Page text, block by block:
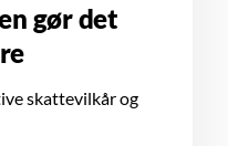
gør det
skattevilkår og